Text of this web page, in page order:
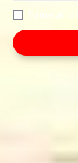
Pamätať si